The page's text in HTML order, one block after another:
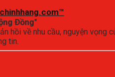
Đồng"
hồi về nhu cầu, nguyện vọng
tin.